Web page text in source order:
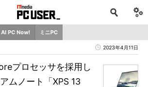
AI PC Now! ミニPC
2023年4月11日
プロセッサを採用し
ムノート「XPS 13